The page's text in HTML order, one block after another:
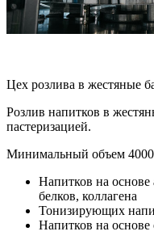
Цех розлива в жестяные
Розлив напитков в
пастеризацией.
Минимальный объем
Напитков на
белков, коллагена
Тонизирующих
Напитков на основе